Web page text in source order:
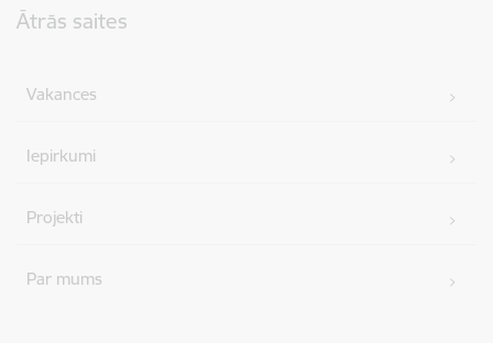
Ātrās saites
Vakances
Iepirkumi
Projekti
Par mums